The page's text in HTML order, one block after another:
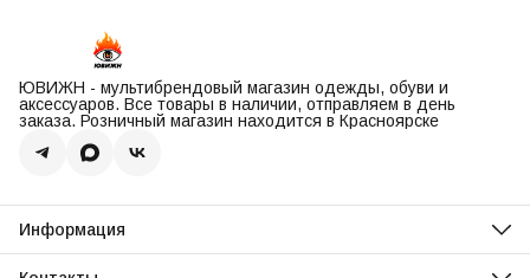
ЮВИЖН - мультибрендовый магазин одежды, обуви и
аксессуаров. Все товары в наличии, отправляем в день
заказа. Розничный магазин находится в Красноярске
Информация